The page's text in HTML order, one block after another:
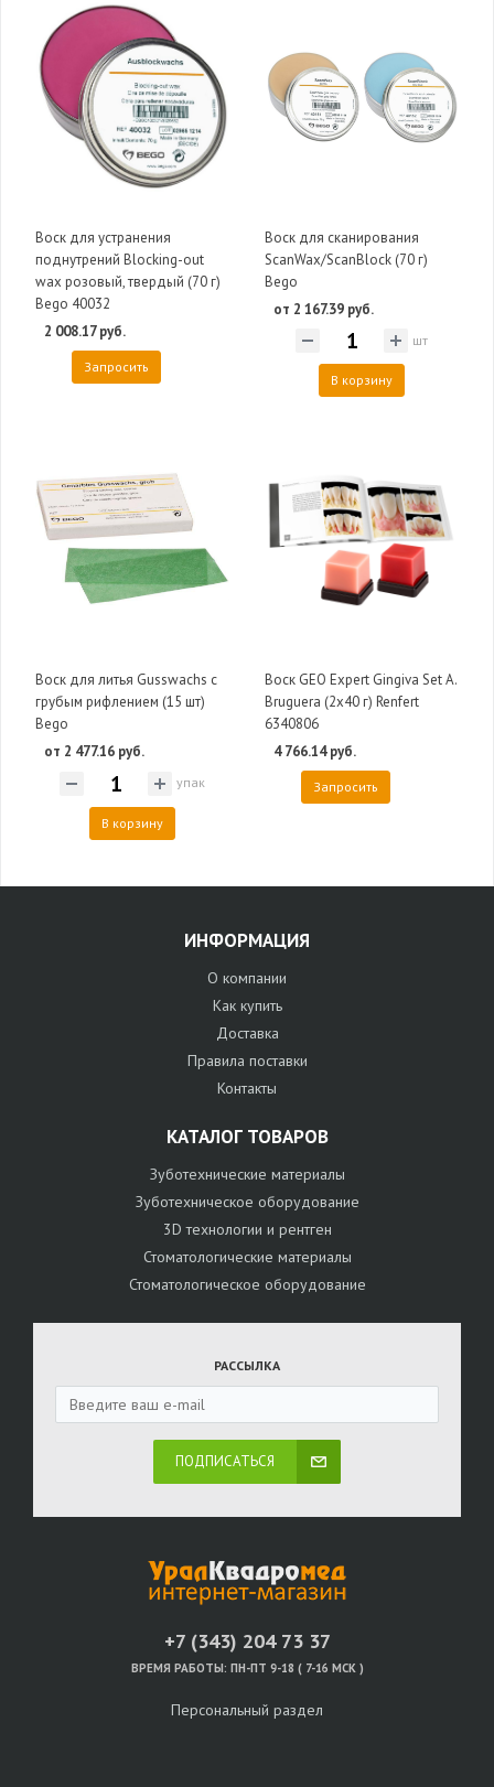
Воск для устранения
поднутрений Blocking-out
wax розовый, твердый (70 г)
Bego 40032
2 008.17 руб.
Запросить
Воск для сканирования
ScanWax/ScanBlock (70 г)
Bego
от 2 167.39 руб.
шт
В корзину
Воск для литья Gusswachs с
грубым рифлением (15 шт)
Bego
от 2 477.16 руб.
упак
В корзину
Воск GEO Expert Gingiva Set А.
Bruguera (2х40 г) Renfert
6340806
4 766.14 руб.
Запросить
ИНФОРМАЦИЯ
О компании
Как купить
Доставка
Правила поставки
Контакты
КАТАЛОГ ТОВАРОВ
Зуботехнические материалы
Зуботехническое оборудование
3D технологии и рентген
Стоматологические материалы
Стоматологическое оборудование
РАССЫЛКА
ПОДПИСАТЬСЯ
+7 (343) 204 73 37
ВРЕМЯ РАБОТЫ: ПН-ПТ 9-18 ( 7-16 МСК )
Персональный раздел